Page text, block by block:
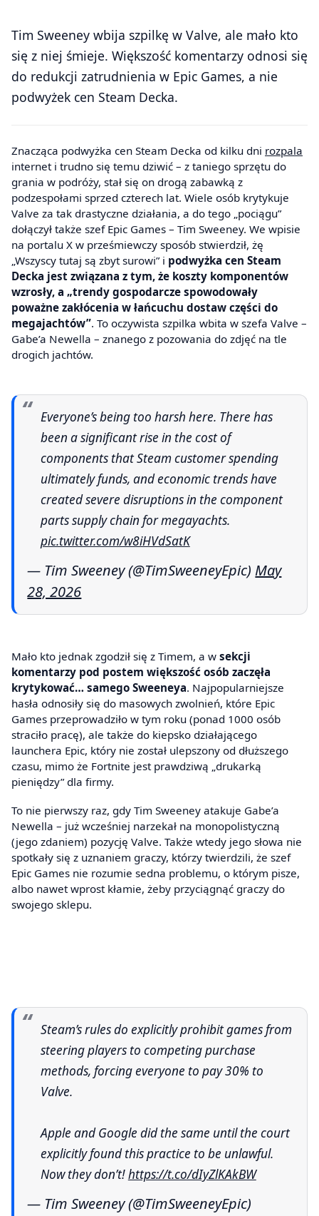
Tim Sweeney wbija szpilkę w Valve, ale mało kto
się z niej śmieje. Większość komentarzy odnosi się
do redukcji zatrudnienia w Epic Games, a nie
podwyżek cen Steam Decka.
Znacząca podwyżka cen Steam Decka od kilku dni rozpala
internet i trudno się temu dziwić – z taniego sprzętu do
grania w podróży, stał się on drogą zabawką z
podzespołami sprzed czterech lat. Wiele osób krytykuje
Valve za tak drastyczne działania, a do tego „pociągu”
dołączył także szef Epic Games – Tim Sweeney. We wpisie
na portalu X w prześmiewczy sposób stwierdził, żę
„Wszyscy tutaj są zbyt surowi” i podwyżka cen Steam
Decka jest związana z tym, że koszty komponentów
wzrosły, a „trendy gospodarcze spowodowały
poważne zakłócenia w łańcuchu dostaw części do
megajachtów”. To oczywista szpilka wbita w szefa Valve –
Gabe’a Newella – znanego z pozowania do zdjęć na tle
drogich jachtów.
Everyone’s being too harsh here. There has
been a significant rise in the cost of
components that Steam customer spending
ultimately funds, and economic trends have
created severe disruptions in the component
parts supply chain for megayachts.
pic.twitter.com/w8iHVdSatK
— Tim Sweeney (@TimSweeneyEpic) May
28, 2026
Mało kto jednak zgodził się z Timem, a w sekcji
komentarzy pod postem większość osób zaczęła
krytykować… samego Sweeneya. Najpopularniejsze
hasła odnosiły się do masowych zwolnień, które Epic
Games przeprowadziło w tym roku (ponad 1000 osób
straciło pracę), ale także do kiepsko działającego
launchera Epic, który nie został ulepszony od dłuższego
czasu, mimo że Fortnite jest prawdziwą „drukarką
pieniędzy” dla firmy.
To nie pierwszy raz, gdy Tim Sweeney atakuje Gabe’a
Newella – już wcześniej narzekał na monopolistyczną
(jego zdaniem) pozycję Valve. Także wtedy jego słowa nie
spotkały się z uznaniem graczy, którzy twierdzili, że szef
Epic Games nie rozumie sedna problemu, o którym pisze,
albo nawet wprost kłamie, żeby przyciągnąć graczy do
swojego sklepu.
Steam’s rules do explicitly prohibit games from
steering players to competing purchase
methods, forcing everyone to pay 30% to
Valve.
Apple and Google did the same until the court
explicitly found this practice to be unlawful.
Now they don’t!https://t.co/dIyZlKAkBW
— Tim Sweeney (@TimSweeneyEpic)